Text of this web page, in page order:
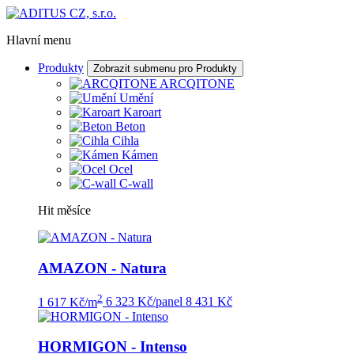
Hlavní menu
Produkty Zobrazit submenu pro Produkty
ARCQITONE
Umění
Karoart
Beton
Cihla
Kámen
Ocel
C-wall
Hit měsíce
AMAZON - Natura
1 617 Kč/m2 6 323 Kč/panel 8 431 Kč
HORMIGON - Intenso